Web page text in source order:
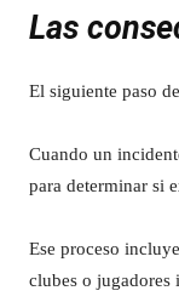
Las
El siguiente paso
Cuando un
para determinar si
Ese proceso
clubes o jugadores